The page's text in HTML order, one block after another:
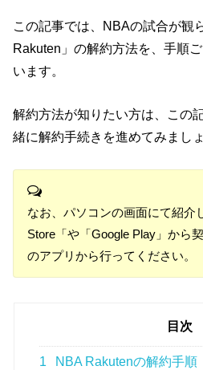
この記事では、NBAの試合が観
Rakuten」の解約方法を、手順
います。
解約方法が知りたい方は、この
緒に解約手続きを進めてみましょ
なお、パソコンの画面にて紹介
Store「や「Google Play」から
のアプリから行ってください。
目次
1 NBA Rakutenの解約手順